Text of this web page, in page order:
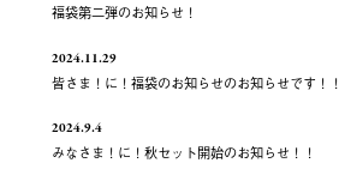
福袋第二弾のお知らせ！
2024.11.29
皆さま！に！福袋のお知らせのお知らせです！！
2024.9.4
みなさま！に！秋セット開始のお知らせ！！